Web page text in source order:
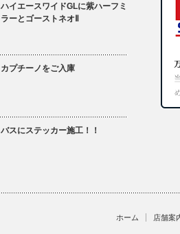
ハイエースワイドGLに紫ハーフミ
ラーとゴーストネオⅡ
カプチーノをご入庫
バスにステッカー施工！！
ホーム 店舗案